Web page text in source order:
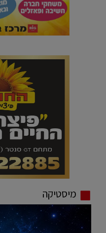
מיסטיקה